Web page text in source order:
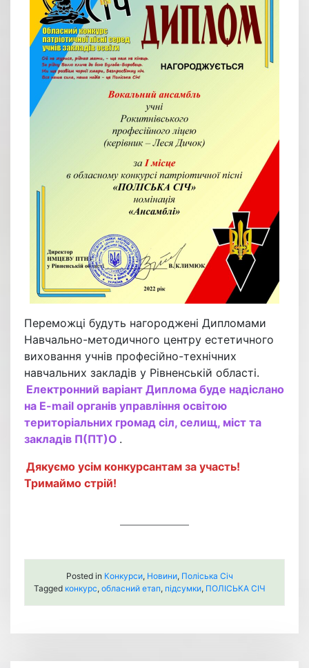
Переможці будуть нагороджені Дипломами
Навчально-методичного центру естетичного
виховання учнів професійно-технічних
навчальних закладів у Рівненській області.
Електронний варіант Диплома буде надіслано
на E-mail органів управління освітою
територіальних громад сіл, селищ, міст та
закладів П(ПТ)О .
Дякуємо усім конкурсантам за участь!
Тримаймо стрій!
Posted in Конкурси, Новини, Поліська Січ
Tagged конкурс, обласний етап, підсумки, ПОЛІСЬКА СІЧ